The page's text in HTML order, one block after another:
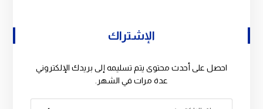
الإشتراك
احصل على أحدث محتوى يتم تسليمه إلى بريدك الإلكتروني
عدة مرات في الشهر.